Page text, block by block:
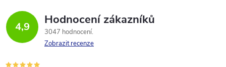
4,9 Hodnocení zákazníků
3047 hodnocení
Zobrazit recenze